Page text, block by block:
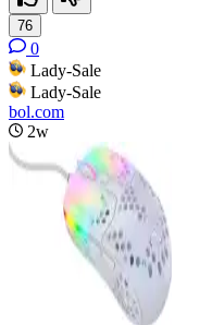
76
0
Lady-Sale
Lady-Sale
bol.com
2w